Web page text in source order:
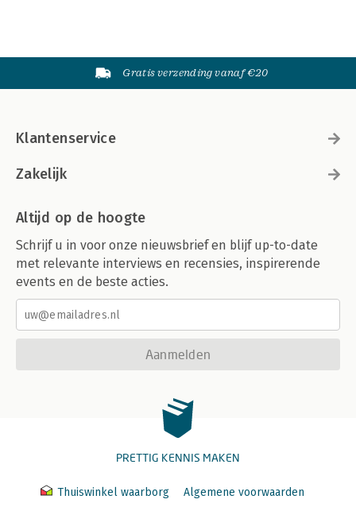
Gratis verzending vanaf €20
Klantenservice
Zakelijk
Altijd op de hoogte
Schrijf u in voor onze nieuwsbrief en blijf up-to-date
met relevante interviews en recensies, inspirerende
events en de beste acties.
Aanmelden
PRETTIG KENNIS MAKEN
Thuiswinkel waarborg Algemene voorwaarden